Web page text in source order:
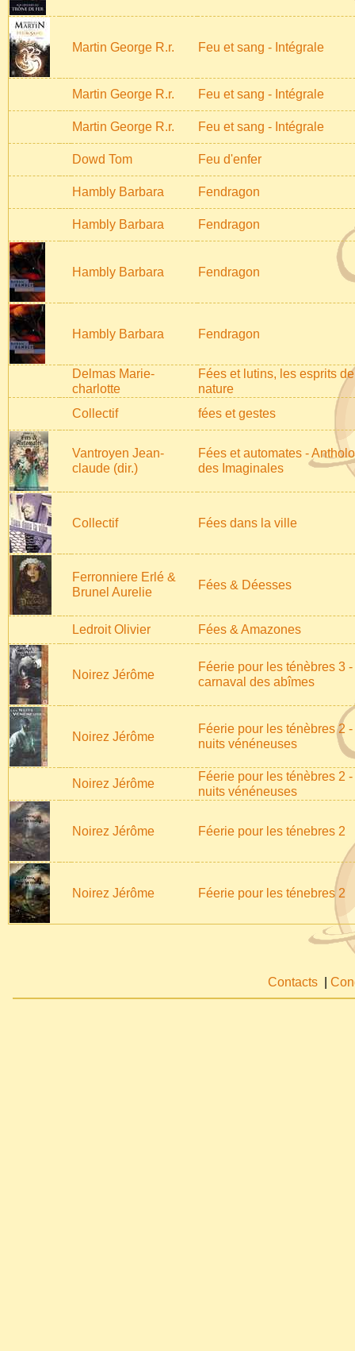
Martin George R.r. Feu et sang - Intégrale
Martin George R.r. Feu et sang - Intégrale
Martin George R.r. Feu et sang - Intégrale
Dowd Tom Feu d'enfer
Hambly Barbara Fendragon
Hambly Barbara Fendragon
Hambly Barbara Fendragon
Hambly Barbara Fendragon
Delmas Marie-
charlotte
Fées et lutins, les esprits
nature
Collectif
fées et gestes
Vantroyen Jean-
claude (dir.)
Fées et automates -
des Imaginales
Collectif Fées dans la ville
Ferronniere Erlé &
Brunel Aurelie
Fées & Déesses
Ledroit Olivier Fées & Amazones
Noirez Jérôme
Féerie pour les ténèbres 3
carnaval des abîmes
Noirez Jérôme
Féerie pour les ténèbres 2
nuits vénéneuses
Noirez Jérôme
Féerie pour les ténèbres 2
nuits vénéneuses
Noirez Jérôme Féerie pour les ténebres 2
Noirez Jérôme Féerie pour les ténebres 2
Contacts |